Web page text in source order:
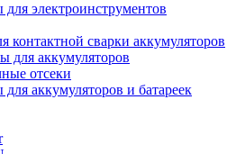
электроинструментов
контактной сварки аккумуляторов
для аккумуляторов
отсеки
аккумуляторов и батареек